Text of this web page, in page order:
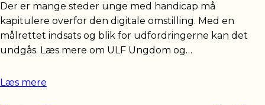
Der er mange steder unge med handicap må
kapitulere overfor den digitale omstilling. Med en
målrettet indsats og blik for udfordringerne kan det
undgås. Læs mere om ULF Ungdom og…
Læs mere